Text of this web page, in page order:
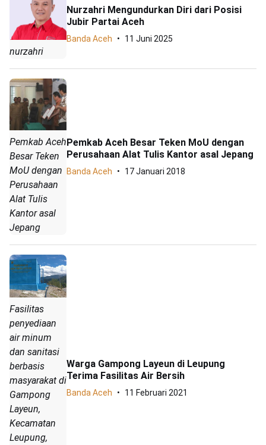
nurzahri
Nurzahri Mengundurkan Diri dari Posisi
Jubir Partai Aceh
Banda Aceh 11 Juni 2025
Pemkab Aceh
Besar Teken
MoU dengan
Perusahaan
Alat Tulis
Kantor asal
Jepang
Pemkab Aceh Besar Teken MoU dengan
Perusahaan Alat Tulis Kantor asal Jepang
Banda Aceh 17 Januari 2018
Fasilitas
penyediaan
air minum
dan sanitasi
berbasis
masyarakat di
Gampong
Layeun,
Kecamatan
Leupung,
Warga Gampong Layeun di Leupung
Terima Fasilitas Air Bersih
Banda Aceh 11 Februari 2021